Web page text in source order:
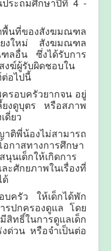
ของสังฆมณฑล
งใหม่ สังฆมณฑล
ลอื่น ซึ่งได้รับการ
งฆ์ผู้รับผิดชอบใน
อไปนี้
บครัวยากจน อยู่
ยงดูบุตร หรือสภาพ
ดี่ยว
พี่น้องไม่สามารถ
กาสทางการศึกษา
นเด็กให้เกิดการ
กยภาพในเรื่องที่
ด้
บครัว ให้เด็กได้พัก
รปกครองดูแล โดย
สิทธิ์ในการดูแลเด็ก
ด่วน หรือจำเป็นต่อ